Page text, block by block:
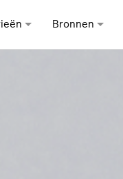
Bronnen